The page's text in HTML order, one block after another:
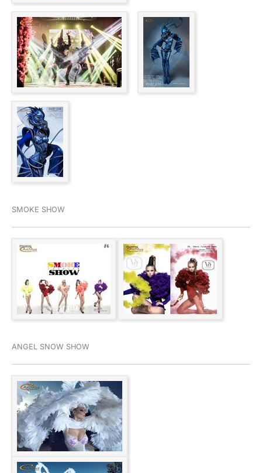
SMOKE SHOW
ANGEL SNOW SHOW